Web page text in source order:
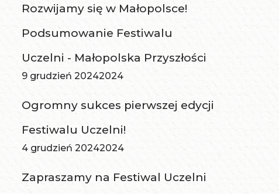
Rozwijamy się w Małopolsce!
Podsumowanie Festiwalu
Uczelni - Małopolska Przyszłości
9 grudzień 20242024
Ogromny sukces pierwszej edycji
Festiwalu Uczelni!
4 grudzień 20242024
Zapraszamy na Festiwal Uczelni